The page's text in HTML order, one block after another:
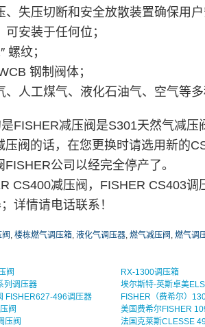
、失压切断和安全放散装置确保用
安装于任何位；
螺纹；
钢制阀体；
、人工煤气、液化石油气、空气等
FISHER减压阀是S301天然气减压
压阀的话，在您更换时请选用新的
公司以经完全停产了。
CS400减压阀，FISHER CS403调
详情请电话联系！
, 楼栋燃气调压箱, 液化气调压器, 燃气减压阀 , 燃气调
阀
RX-1300调压箱
列调压器
埃尔斯特-英斯卓美
FISHER627-496调压器
FISHER（费希尔）
阀
美国费希尔FISHER
压阀
法国克莱斯CLESSE